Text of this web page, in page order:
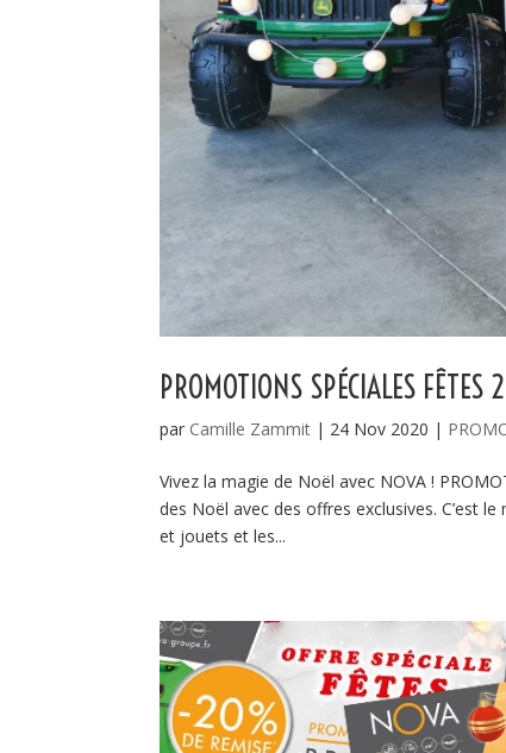
PROMOTIONS SPÉCIALES
par Camille Zammit | 24 Nov 2020 |
Vivez la magie de Noël avec NOVA !
des Noël avec des offres exclusives. C’est
et jouets et les...